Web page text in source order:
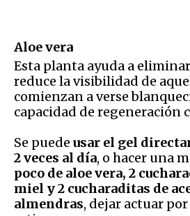
Aloe vera
Esta planta ayuda a
reduce la visibilidad de
comienzan a verse
capacidad de regeneración
Se puede usar el gel
2 veces al día, o hacer una
poco de aloe vera, 2
miel y 2 cucharaditas de
almendras, dejar actuar